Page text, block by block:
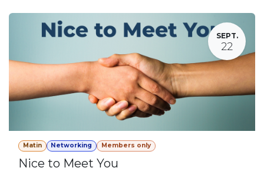
SEPT.
22
Matin Networking Members only
Nice to Meet You